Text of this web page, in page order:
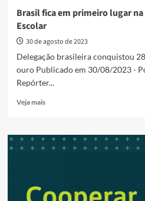
Brasil fica em primeiro lugar
Escolar
30 de agosto de 2023
Delegação brasileira conquistou
ouro Publicado em 30/08/2023 -
Repórter...
Veja maisRead
Brasil
fica
na